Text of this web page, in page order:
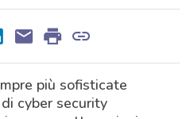
più sofisticate
cyber security